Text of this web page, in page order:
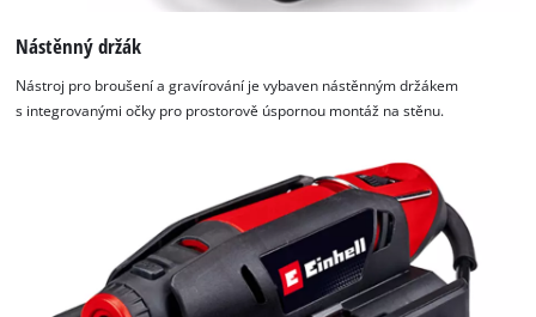
Nástěnný držák
Nástroj pro broušení a gravírování je vybaven nástěnným držákem
s integrovanými očky pro prostorově úspornou montáž na stěnu.